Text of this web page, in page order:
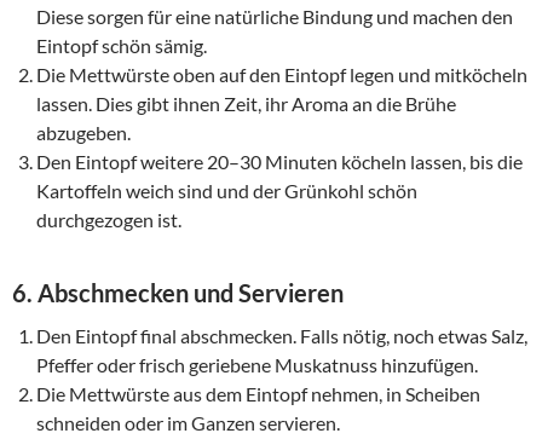
Diese sorgen für eine natürliche Bindung und machen den
Eintopf schön sämig.
Die Mettwürste oben auf den Eintopf legen und mitköcheln
lassen. Dies gibt ihnen Zeit, ihr Aroma an die Brühe
abzugeben.
Den Eintopf weitere 20–30 Minuten köcheln lassen, bis die
Kartoffeln weich sind und der Grünkohl schön
durchgezogen ist.
6. Abschmecken und Servieren
Den Eintopf final abschmecken. Falls nötig, noch etwas Salz,
Pfeffer oder frisch geriebene Muskatnuss hinzufügen.
Die Mettwürste aus dem Eintopf nehmen, in Scheiben
schneiden oder im Ganzen servieren.